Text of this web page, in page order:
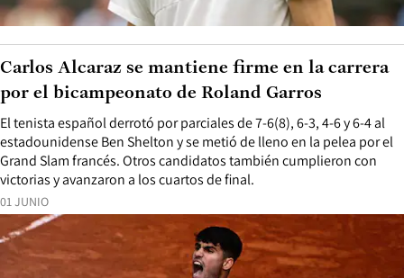
01 JUNIO
El tenista español derrotó por parciales de 7-6(8), 6-3, 4-6 y 6-4 al
estadounidense Ben Shelton y se metió de lleno en la pelea por el
Grand Slam francés. Otros candidatos también cumplieron con
victorias y avanzaron a los cuartos de final.
Carlos Alcaraz se mantiene firme en la carrera
por el bicampeonato de Roland Garros